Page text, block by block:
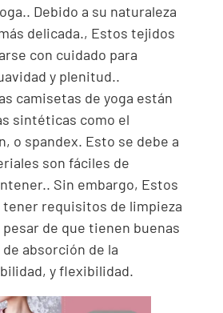
Debido a su naturaleza
delicada., Estos tejidos
con cuidado para
y plenitud..
camisetas de yoga están
sintéticas como el
o spandex. Esto se debe a
son fáciles de
Sin embargo, Estos
requisitos de limpieza
de que tienen buenas
absorción de la
y flexibilidad.